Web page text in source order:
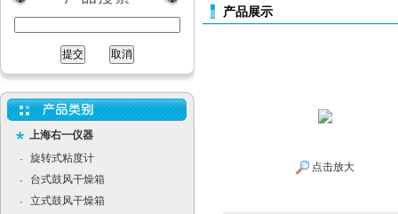
上海右一仪器
·
旋转式粘度计
·
台式鼓风干燥箱
·
立式鼓风干燥箱
产品展示
点击放大